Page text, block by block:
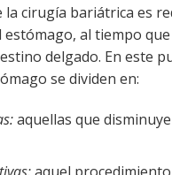
la cirugía bariátrica es
estómago, al tiempo
delgado. En este
se dividen en:
aquellas que